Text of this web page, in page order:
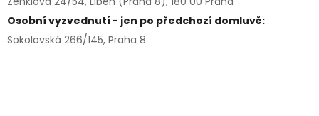
Osobní vyzvednutí - jen po předchozí domluvě:
Sokolovská 266/145, Praha 8